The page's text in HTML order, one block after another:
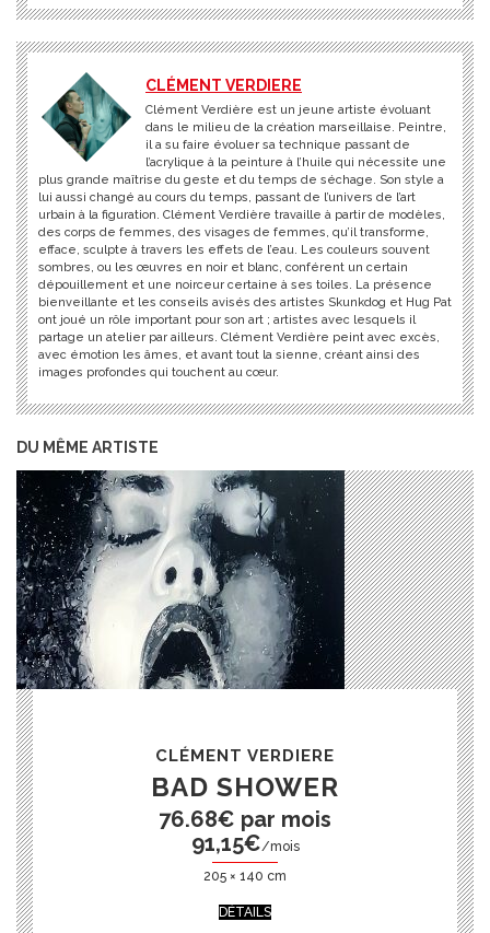
CLÉMENT VERDIERE
Clément Verdière est un jeune artiste évoluant
dans le milieu de la création marseillaise. Peintre,
il a su faire évoluer sa technique passant de
l’acrylique à la peinture à l’huile qui nécessite une
plus grande maîtrise du geste et du temps de séchage. Son style a
lui aussi changé au cours du temps, passant de l’univers de l’art
urbain à la figuration. Clément Verdière travaille à partir de modèles,
des corps de femmes, des visages de femmes, qu’il transforme,
efface, sculpte à travers les effets de l’eau. Les couleurs souvent
sombres, ou les œuvres en noir et blanc, conférent un certain
dépouillement et une noirceur certaine à ses toiles. La présence
bienveillante et les conseils avisés des artistes Skunkdog et Hug Pat
ont joué un rôle important pour son art ; artistes avec lesquels il
partage un atelier par ailleurs. Clément Verdière peint avec excès,
avec émotion les âmes, et avant tout la sienne, créant ainsi des
images profondes qui touchent au cœur.
DU MÊME ARTISTE
CLÉMENT VERDIERE
BAD SHOWER
76.68€ par mois
91,15€/mois
205 × 140 cm
DÉTAILS